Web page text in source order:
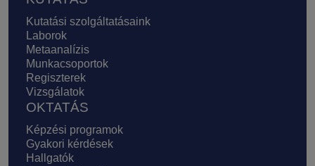
Kutatási szolgáltatásaink
Laborok
Metaanalízis
Munkacsoportok
Regiszterek
Vizsgálatok
OKTATÁS
Képzési programok
Gyakori kérdések
Hallgatók